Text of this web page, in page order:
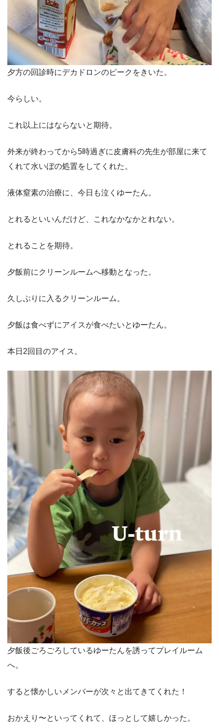
夕方の回診時にデカドロンのピークをきいた。
今らしい。
これ以上にはならないと期待。
外来が終わってから5時過ぎに皮膚科の先生が部屋に来て
くれて水いぼの処置をしてくれた。
液体窒素の治療に、今日も泣くゆーたん。
とれるといいんだけど、これなかなかとれない。
とれることを期待。
夕飯前にクリーンルームへ移動となった。
久しぶりに入るクリーンルーム。
夕飯は食べずにアイスが食べたいとゆーたん。
本日2回目のアイス。
夕飯後ごろごろしているゆーたんを誘ってプレイルーム
へ。
すると懐かしいメンバーが次々と出てきてくれた！
おかえり〜といってくれて、ほっとして嬉しかった。